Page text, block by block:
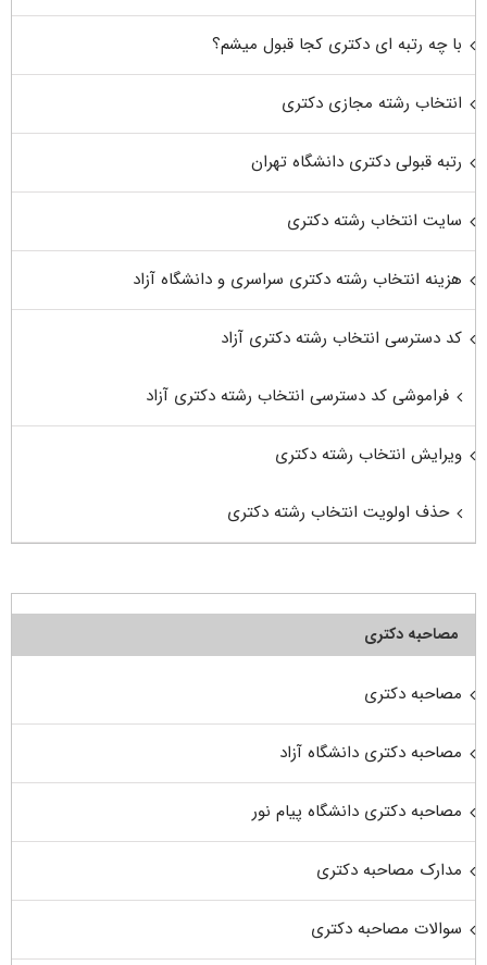
با چه رتبه ای دکتری کجا قبول میشم؟
انتخاب رشته مجازی دکتری
رتبه قبولی دکتری دانشگاه تهران
سایت انتخاب رشته دکتری
هزینه انتخاب رشته دکتری سراسری و دانشگاه آزاد
کد دسترسی انتخاب رشته دکتری آزاد
فراموشی کد دسترسی انتخاب رشته دکتری آزاد
ویرایش انتخاب رشته دکتری
حذف اولویت انتخاب رشته دکتری
مصاحبه دکتری
مصاحبه دکتری
مصاحبه دکتری دانشگاه آزاد
مصاحبه دکتری دانشگاه پیام نور
مدارک مصاحبه دکتری
سوالات مصاحبه دکتری